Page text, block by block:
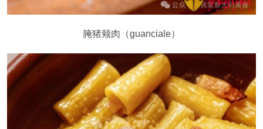
腌猪颊肉（guanciale）